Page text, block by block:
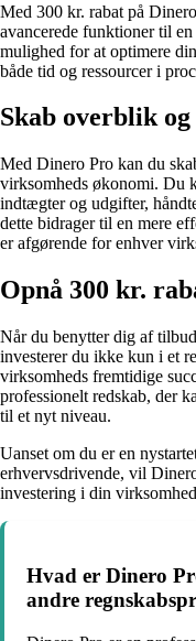
Med 300 kr. rabat på
avancerede funktioner til
mulighed for at optimere
både tid og ressourcer i
Skab overblik
Med Dinero Pro kan du
virksomheds økonomi. Du
indtægter og udgifter,
dette bidrager til en mere
er afgørende for enhver
Opnå 300 kr.
Når du benytter dig af
investerer du ikke kun i et
virksomheds fremtidige
professionelt redskab, der
til et nyt niveau.
Uanset om du er en
erhvervsdrivende, vil
investering i din
Hvad er Dinero
andre